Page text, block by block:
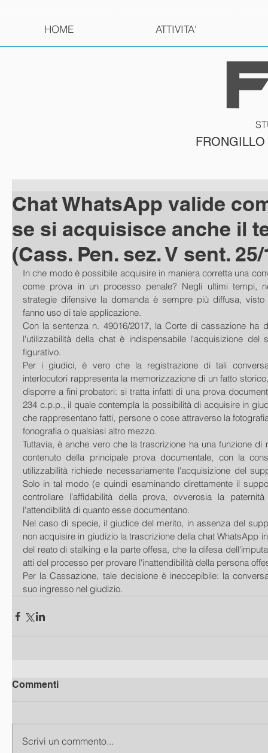
HOME ATTIVITA'
Chat WhatsApp valide
se si acquisisce anche il
(Cass. Pen. sez. V sent.
In che modo è possibile acquisire in maniera corretta una
come prova in un processo penale? Negli ultimi tempi,
strategie difensive la domanda è sempre più diffusa,
fanno uso di tale applicazione.
Con la sentenza n. 49016/2017, la Corte di cassazione ha
l'utilizzabilità della chat è indispensabile l'acquisizione del
figurativo.
Per i giudici, è vero che la registrazione di tali
interlocutori rappresenta la memorizzazione di un fatto
disporre a fini probatori: si tratta infatti di una prova
234 c.p.p., il quale contempla la possibilità di acquisire in
che rappresentano fatti, persone o cose attraverso la
fonografia o qualsiasi altro mezzo.
Tuttavia, è anche vero che la trascrizione ha una funzione di
contenuto della principale prova documentale, con la
utilizzabilità richiede necessariamente l'acquisizione del
Solo in tal modo (e quindi esaminando direttamente il
controllare l'affidabilità della prova, ovverosia la
l'attendibilità di quanto esse documentano.
Nel caso di specie, il giudice del merito, in assenza del
non acquisire in giudizio la trascrizione della chat WhatsApp
del reato di stalking e la parte offesa, che la difesa
atti del processo per provare l'inattendibilità della persona
Per la Cassazione, tale decisione è ineccepibile: la
suo ingresso nel giudizio.
Commenti
Scrivi un commento...